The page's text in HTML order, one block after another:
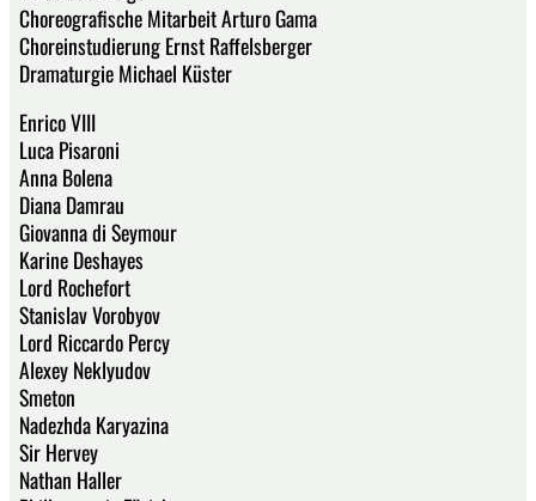
Choreografische Mitarbeit Arturo Gama
Choreinstudierung Ernst Raffelsberger
Dramaturgie Michael Küster
Enrico VIII
Luca Pisaroni
Anna Bolena
Diana Damrau
Giovanna di Seymour
Karine Deshayes
Lord Rochefort
Stanislav Vorobyov
Lord Riccardo Percy
Alexey Neklyudov
Smeton
Nadezhda Karyazina
Sir Hervey
Nathan Haller